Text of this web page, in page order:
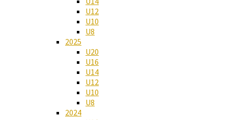
U12
U10
U8
2025
U20
U16
U14
U12
U10
U8
2024